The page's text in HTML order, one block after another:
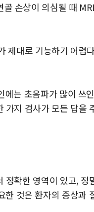
손상이 의심될 때
제대로 기능하기 어렵
에는 초음파가 많이 쓰
가지 검사가 모든 답을
정확한 영역이 있고, 정
한 것은 환자의 증상과